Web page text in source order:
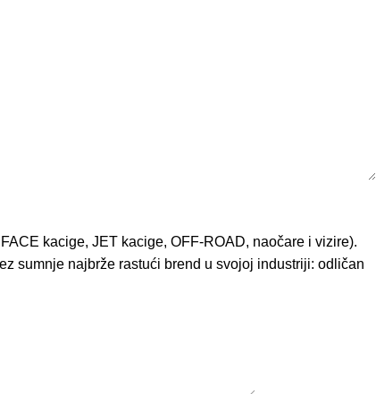
kacige, JET kacige, OFF-ROAD, naočare i vizire).
sumnje najbrže rastući brend u svojoj industriji: odličan